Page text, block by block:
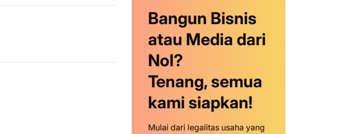
Bangun Bisnis
atau Media dari
Nol?
Tenang, semua
kami siapkan!
Mulai dari legalitas usaha yang